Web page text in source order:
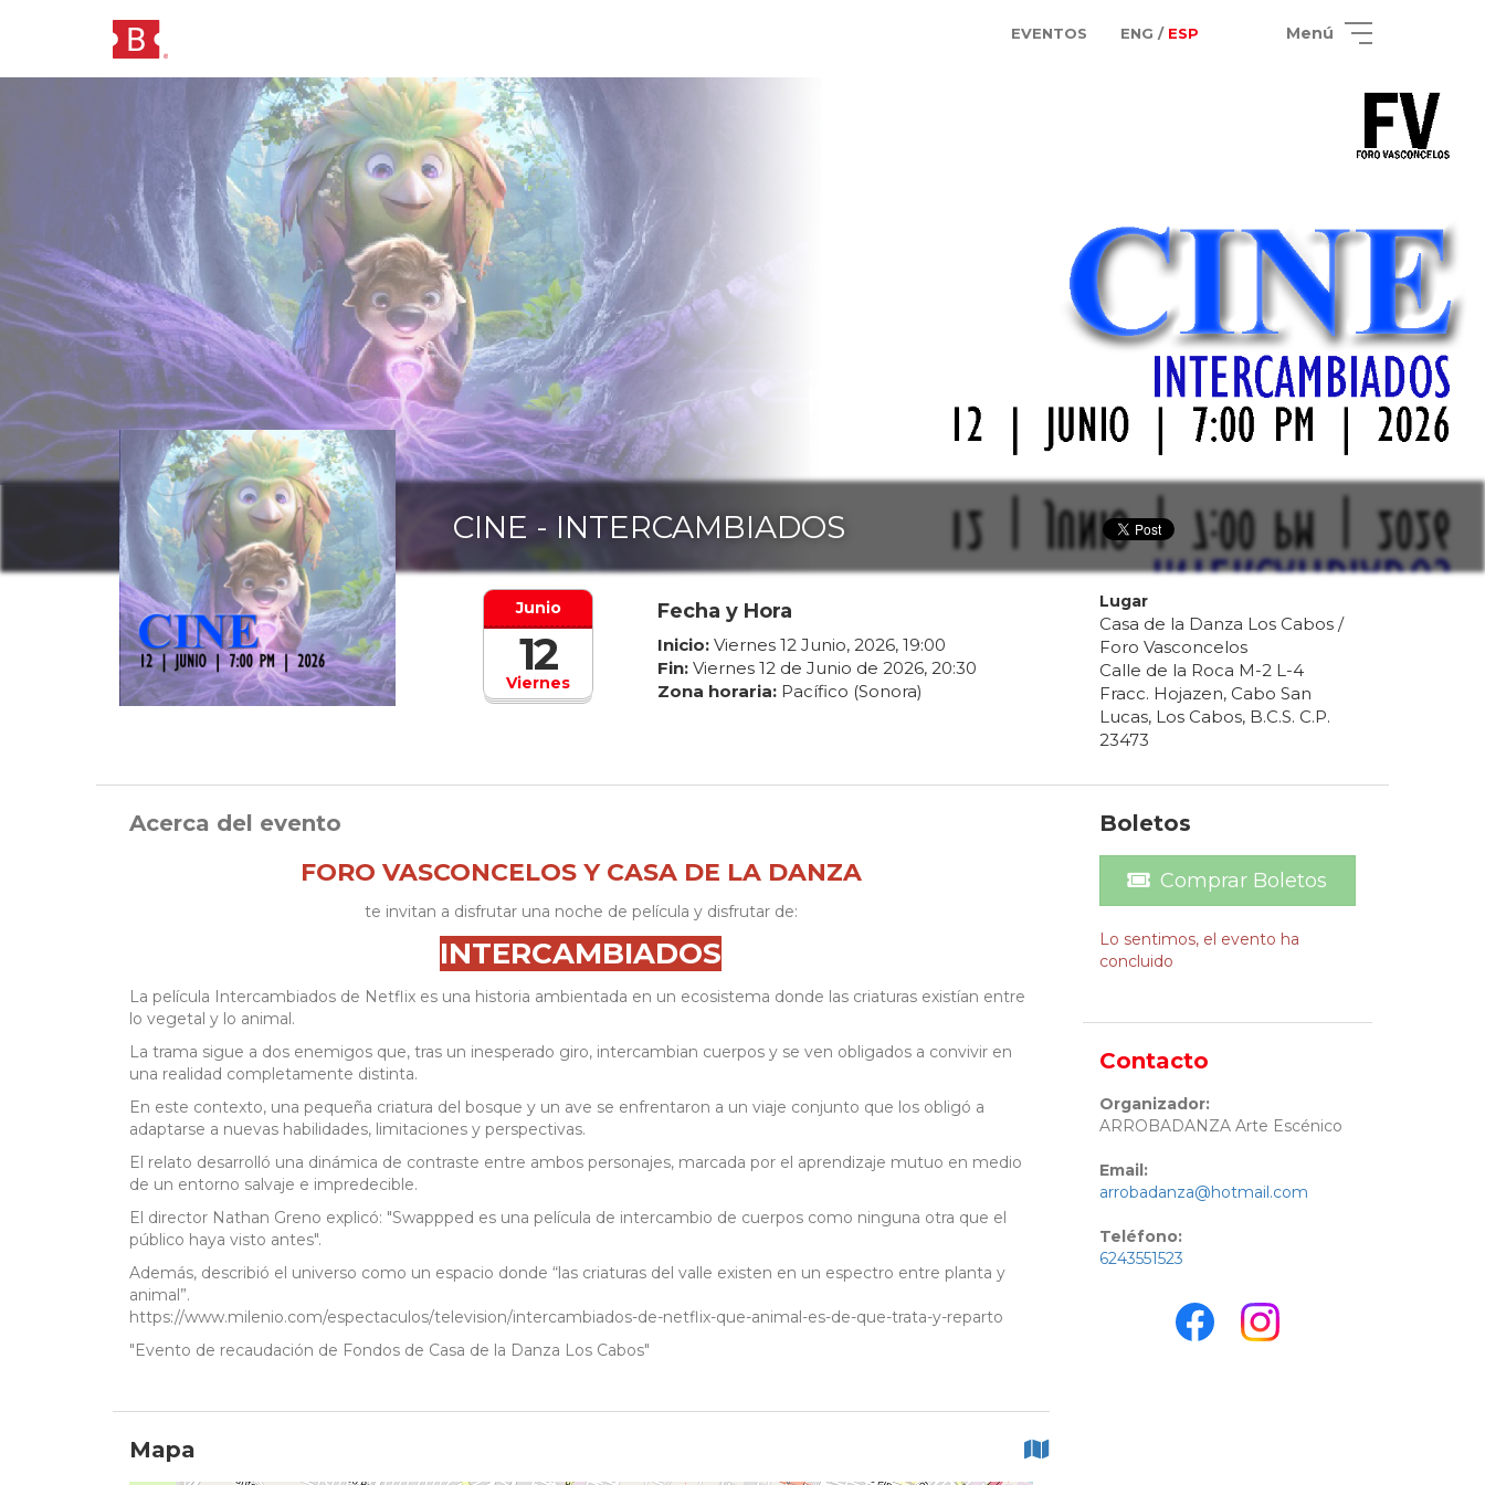
EVENTOS ENG / ESP Menú
CINE - INTERCAMBIADOS
Viernes
Junio
12
Fecha y Hora
Inicio: Viernes 12 Junio, 2026, 19:00
Fin: Viernes 12de Junio de 2026, 20:30
Zona horaria: Pacífico (Sonora)
Lugar
Casa de la Danza Los Cabos /
Foro Vasconcelos
Calle de la Roca M-2 L-4
Fracc. Hojazen, Cabo San
Lucas, Los Cabos, B.C.S. C.P.
23473
Acerca del evento
FORO VASCONCELOS Y CASA DE LA DANZA
te invitan a disfrutar una noche de película y disfrutar de:
INTERCAMBIADOS
La película Intercambiados de Netflix es una historia ambientada en un ecosistema donde las criaturas existían entre
lo vegetal y lo animal.
La trama sigue a dos enemigos que, tras un inesperado giro, intercambian cuerpos y se ven obligados a convivir en
una realidad completamente distinta.
En este contexto, una pequeña criatura del bosque y un ave se enfrentaron a un viaje conjunto que los obligó a
adaptarse a nuevas habilidades, limitaciones y perspectivas.
El relato desarrolló una dinámica de contraste entre ambos personajes, marcada por el aprendizaje mutuo en medio
de un entorno salvaje e impredecible.
El director Nathan Greno explicó: "Swappped es una película de intercambio de cuerpos como ninguna otra que el
público haya visto antes".
Además, describió el universo como un espacio donde “las criaturas del valle existen en un espectro entre planta y
animal”.
https://www.milenio.com/espectaculos/television/intercambiados-de-netflix-que-animal-es-de-que-trata-y-reparto
"Evento de recaudación de Fondos de Casa de la Danza Los Cabos"
Mapa
Boletos
Comprar Boletos
Lo sentimos, el evento ha
concluido
Contacto
Organizador:
ARROBADANZA Arte Escénico
Email:
arrobadanza@hotmail.com
Teléfono:
6243551523